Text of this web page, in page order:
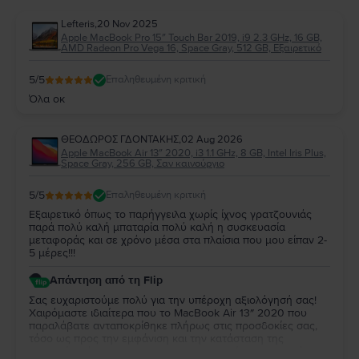
Lefteris,20 Nov 2025
Apple MacBook Pro 15″ Touch Bar 2019, i9 2.3 GHz, 16 GB,
AMD Radeon Pro Vega 16, Space Gray, 512 GB, Εξαιρετικό
5/5 Επαληθευμένη κριτική
Όλα οκ
ΘΕΟΔΩΡΟΣ ΓΔΟΝΤΑΚΗΣ,02 Aug 2026
Apple MacBook Air 13″ 2020, i3 1.1 GHz, 8 GB, Intel Iris Plus,
Space Gray, 256 GB, Σαν καινούργιο
5/5 Επαληθευμένη κριτική
Εξαιρετικό όπως το παρήγγειλα χωρίς ίχνος γρατζουνιάς
παρά πολύ καλή μπαταρία πολύ καλή η συσκευασία
μεταφοράς και σε χρόνο μέσα στα πλαίσια που μου είπαν 2-
5 μέρες!!!
Απάντηση από τη Flip
Σας ευχαριστούμε πολύ για την υπέροχη αξιολόγησή σας!
Χαιρόμαστε ιδιαίτερα που το MacBook Air 13″ 2020 που
παραλάβατε ανταποκρίθηκε πλήρως στις προσδοκίες σας,